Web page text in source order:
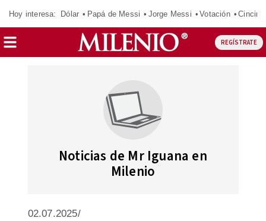
Hoy interesa: Dólar Papá de Messi Jorge Messi Votación
REGÍSTRATE
Noticias de Mr Iguana en
Milenio
02.07.2025/